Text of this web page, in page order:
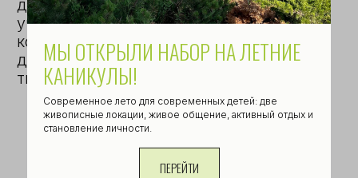
МЫ ОТКРЫЛИ НАБОР НА ЛЕТНИЕ
КАНИКУЛЫ!
Современное лето для современных детей: две
живописные локации, живое общение, активный отдых и
становление личности.
ПЕРЕЙТИ